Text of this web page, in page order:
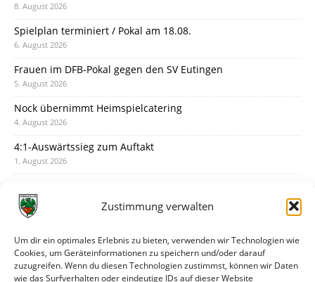
Zustimmung verwalten
Um dir ein optimales Erlebnis zu bieten, verwenden wir Technologien wie
Cookies, um Geräteinformationen zu speichern und/oder darauf
zuzugreifen. Wenn du diesen Technologien zustimmst, können wir Daten
wie das Surfverhalten oder eindeutige IDs auf dieser Website
8. August 2026
Spielplan terminiert / Pokal am 18.08.
6. August 2026
Frauen im DFB-Pokal gegen den SV Eutingen
5. August 2026
Nock übernimmt Heimspielcatering
4. August 2026
4:1-Auswärtssieg zum Auftakt
1. August 2026
31. Juli 2026
30. Juli 2026
Deine Spielminute: 89+1
28. Juli 2026